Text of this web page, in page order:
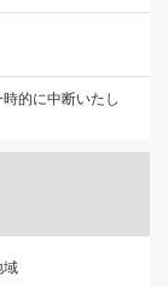
的に中断いたし
域